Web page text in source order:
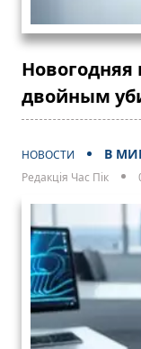
Новогодняя
двойным
НОВОСТИ В
Редакція Час Пік